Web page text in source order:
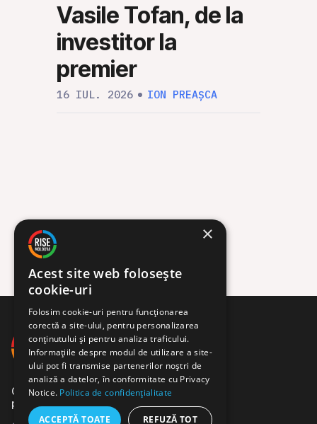
Vasile Tofan, de la
investitor la
premier
16 IUL. 2026 ION PREAȘCA
Comunitate de jurnaliști,
programatori și activiști.
×
Acest site web folosește
cookie-uri
Folosim cookie-uri pentru funcționarea
corectă a site-ului, pentru personalizarea
conținutului și pentru analiza traficului.
Informațiile despre modul de utilizare a site-
ului pot fi transmise partenerilor noștri de
analiză a datelor, în conformitate cu Privacy
Notice. Politica de confidențialitate
ACCEPTĂ TOATE REFUZĂ TOT